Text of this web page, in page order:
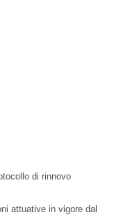
di rinnovo
attuative in vigore dal